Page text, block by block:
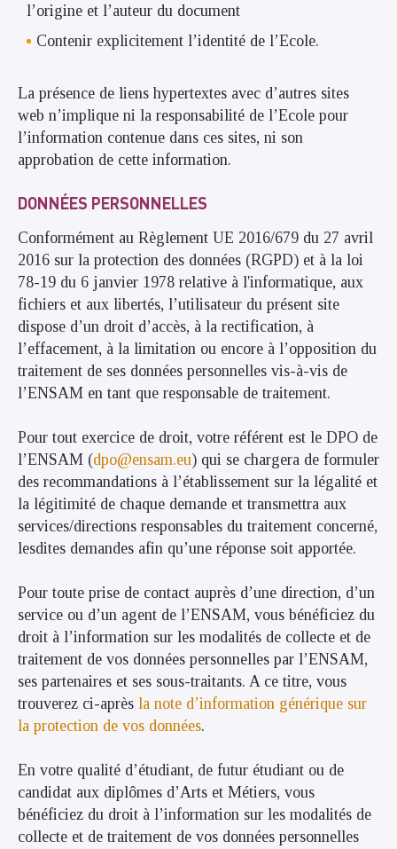
l’origine et l’auteur du document
Contenir explicitement l’identité de l’Ecole.
La présence de liens hypertextes avec d’autres sites
web n’implique ni la responsabilité de l’Ecole pour
l’information contenue dans ces sites, ni son
approbation de cette information.
DONNÉES PERSONNELLES
Conformément au Règlement UE 2016/679 du 27 avril
2016 sur la protection des données (RGPD) et à la loi
78-19 du 6 janvier 1978 relative à l'informatique, aux
fichiers et aux libertés, l’utilisateur du présent site
dispose d’un droit d’accès, à la rectification, à
l’effacement, à la limitation ou encore à l’opposition du
traitement de ses données personnelles vis-à-vis de
l’ENSAM en tant que responsable de traitement.
Pour tout exercice de droit, votre référent est le DPO de
l’ENSAM (dpo@ensam.eu) qui se chargera de formuler
des recommandations à l’établissement sur la légalité et
la légitimité de chaque demande et transmettra aux
services/directions responsables du traitement concerné,
lesdites demandes afin qu’une réponse soit apportée.
Pour toute prise de contact auprès d’une direction, d’un
service ou d’un agent de l’ENSAM, vous bénéficiez du
droit à l’information sur les modalités de collecte et de
traitement de vos données personnelles par l’ENSAM,
ses partenaires et ses sous-traitants. A ce titre, vous
trouverez ci-après la note d’information générique sur
la protection de vos données.
En votre qualité d’étudiant, de futur étudiant ou de
candidat aux diplômes d’Arts et Métiers, vous
bénéficiez du droit à l’information sur les modalités de
collecte et de traitement de vos données personnelles